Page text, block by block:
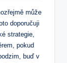
může
doporučuji
strategie,
⁣pokud
buď v